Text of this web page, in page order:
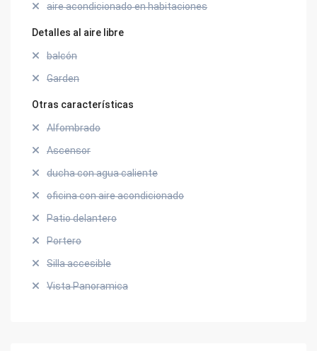
aire acondicionado en habitaciones
Detalles al aire libre
balcón
Garden
Otras características
Alfombrado
Ascensor
ducha con agua caliente
oficina con aire acondicionado
Patio delantero
Portero
Silla accesible
Vista Panoramica